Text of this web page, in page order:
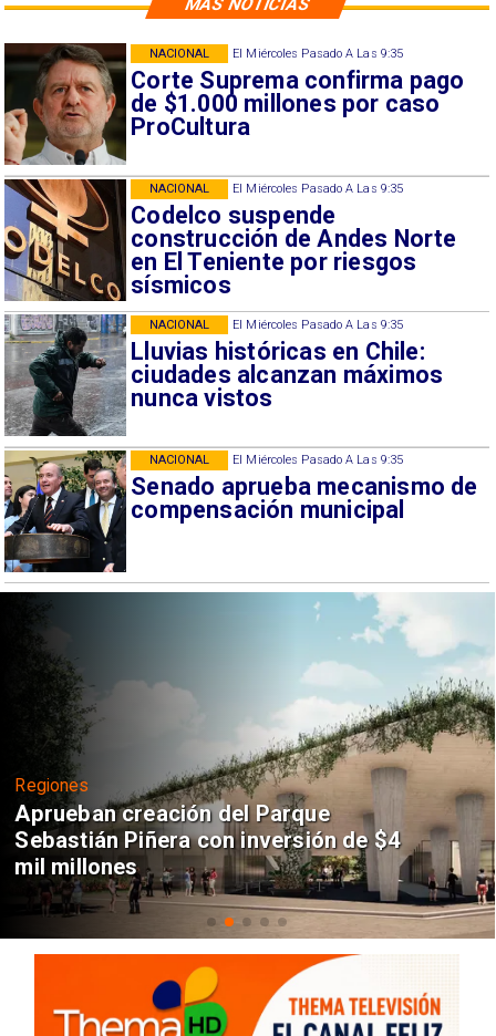
MÁS NOTICIAS
El Miércoles Pasado A Las 9:35
Corte Suprema confirma pago
de $1.000 millones por caso
ProCultura
NACIONAL
El Miércoles Pasado A Las 9:35
Codelco suspende
construcción de Andes Norte
en El Teniente por riesgos
sísmicos
NACIONAL
El Miércoles Pasado A Las 9:35
Lluvias históricas en Chile:
ciudades alcanzan máximos
nunca vistos
NACIONAL
El Miércoles Pasado A Las 9:35
Senado aprueba mecanismo de
compensación municipal
NACIONAL
Regiones
Aprueban creación del Parque
Sebastián Piñera con inversión de $4
mil millones